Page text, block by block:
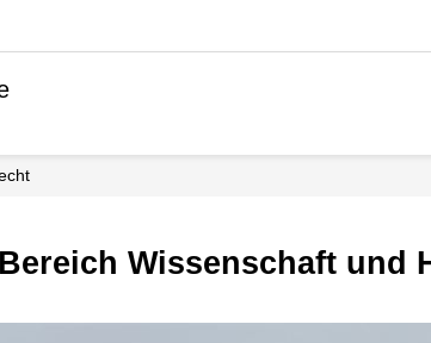
Wissenschaft und